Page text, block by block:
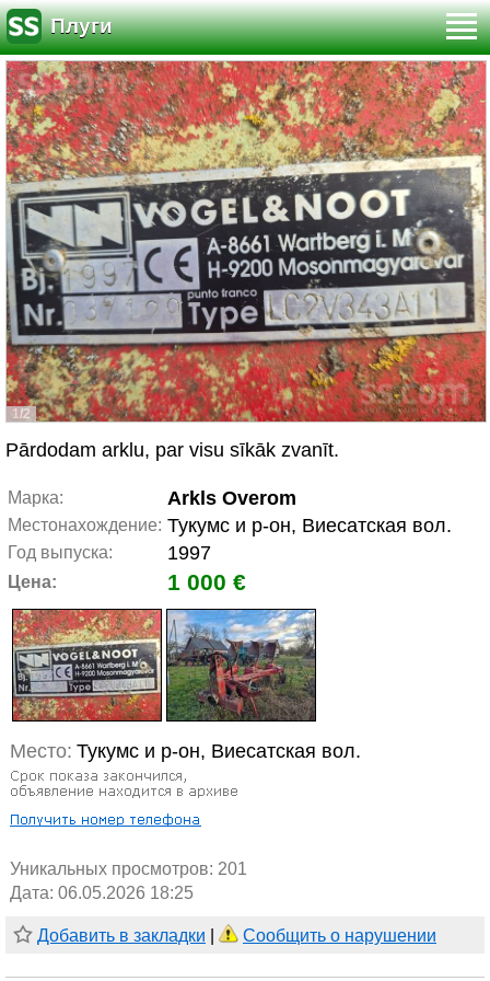
Плуги
1/2
Pārdodam arklu, par visu sīkāk zvanīt.
Марка: Arkls Overom
Местонахождение: Тукумс и р-он, Виесатская вол.
Год выпуска: 1997
Цена: 1 000 €
Место: Тукумс и р-он, Виесатская вол.
Уникальных просмотров: 201
Дата: 06.05.2026 18:25
Добавить в закладки Сообщить о нарушении